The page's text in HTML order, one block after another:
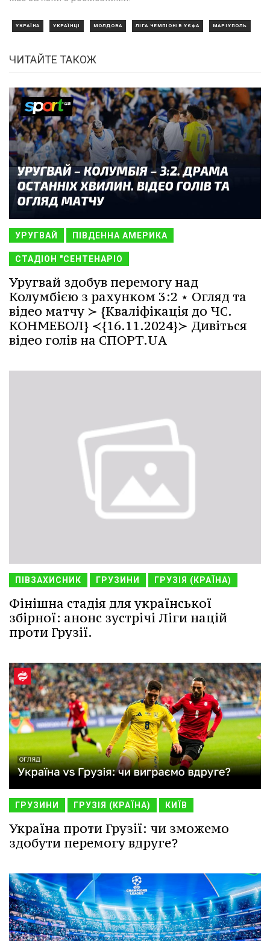
УКРАЇНА УКРАЇНЦІ МОЛДОВА ЛІГА ЧЕМПІОНІВ УЄФА МАРІУПОЛЬ
ЧИТАЙТЕ ТАКОЖ
УРУГВАЙ ПІВДЕННА АМЕРИКА
СТАДІОН "СЕНТЕНАРІО
Уругвай здобув перемогу над
Колумбією з рахунком 3:2 ⋆ Огляд та
відео матчу ≻ {Кваліфікація до ЧС.
КОНМЕБОЛ} ≺{16.11.2024}≻ Дивіться
відео голів на СПОРТ.UA
ПІВЗАХИСНИК ГРУЗИНИ ГРУЗІЯ (КРАЇНА)
Фінішна стадія для української
збірної: анонс зустрічі Ліги націй
проти Грузії.
ГРУЗИНИ ГРУЗІЯ (КРАЇНА) КИЇВ
Україна проти Грузії: чи зможемо
здобути перемогу вдруге?